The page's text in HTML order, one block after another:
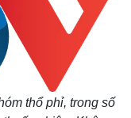
thổ phỉ, trong số